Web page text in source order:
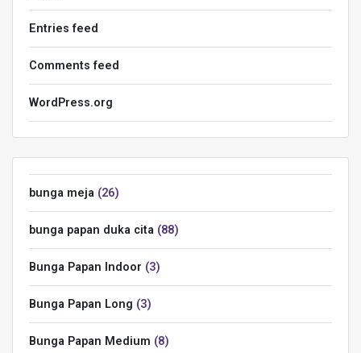
Entries feed
Comments feed
WordPress.org
bunga meja 26
bunga papan duka cita 88
Bunga Papan Indoor 3
Bunga Papan Long 3
Bunga Papan Medium 8